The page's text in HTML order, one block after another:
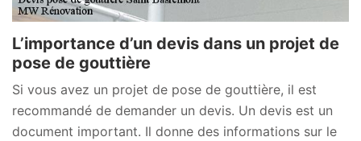
L’importance d’un devis dans un projet de
pose de gouttière
Si vous avez un projet de pose de gouttière, il est
recommandé de demander un devis. Un devis est un
document important. Il donne des informations sur le